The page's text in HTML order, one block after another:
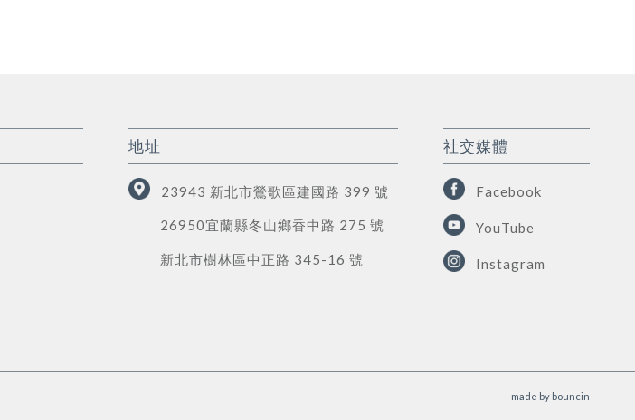
地址
23943 新北市鶯歌區建國路 399 號
26950宜蘭縣冬山鄉香中路 275 號
新北市樹林區中正路 345-16 號
社交媒體
Facebook
YouTube
Instagram
- made by bouncin